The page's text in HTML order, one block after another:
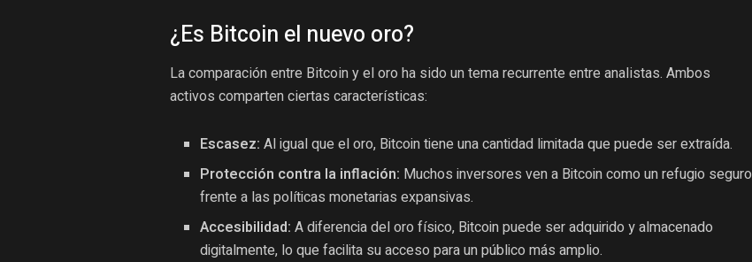
¿Es Bitcoin el nuevo oro?
La comparación entre Bitcoin y el oro ha sido un tema recurrente entre analistas. Ambos
activos comparten ciertas características:
Escasez: Al igual que el oro, Bitcoin tiene una cantidad limitada que puede ser extraída.
Protección contra la inflación: Muchos inversores ven a Bitcoin como un refugio seguro
frente a las políticas monetarias expansivas.
Accesibilidad: A diferencia del oro físico, Bitcoin puede ser adquirido y almacenado
digitalmente, lo que facilita su acceso para un público más amplio.